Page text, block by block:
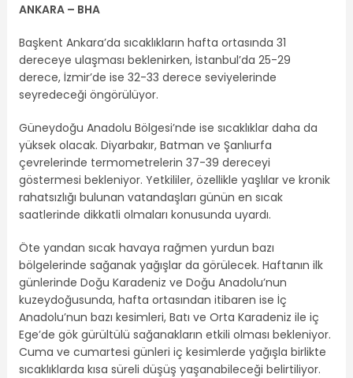
ANKARA – BHA
Başkent Ankara’da sıcaklıkların hafta ortasında 31
dereceye ulaşması beklenirken, İstanbul’da 25-29
derece, İzmir’de ise 32-33 derece seviyelerinde
seyredeceği öngörülüyor.
Güneydoğu Anadolu Bölgesi’nde ise sıcaklıklar daha da
yüksek olacak. Diyarbakır, Batman ve Şanlıurfa
çevrelerinde termometrelerin 37-39 dereceyi
göstermesi bekleniyor. Yetkililer, özellikle yaşlılar ve kronik
rahatsızlığı bulunan vatandaşları günün en sıcak
saatlerinde dikkatli olmaları konusunda uyardı.
Öte yandan sıcak havaya rağmen yurdun bazı
bölgelerinde sağanak yağışlar da görülecek. Haftanın ilk
günlerinde Doğu Karadeniz ve Doğu Anadolu’nun
kuzeydoğusunda, hafta ortasından itibaren ise İç
Anadolu’nun bazı kesimleri, Batı ve Orta Karadeniz ile iç
Ege’de gök gürültülü sağanakların etkili olması bekleniyor.
Cuma ve cumartesi günleri iç kesimlerde yağışla birlikte
sıcaklıklarda kısa süreli düşüş yaşanabileceği belirtiliyor.